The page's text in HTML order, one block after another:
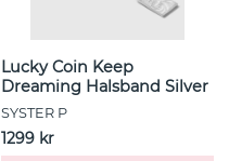
Lucky Coin Keep
Dreaming Halsband Silver
SYSTER P
1299 kr